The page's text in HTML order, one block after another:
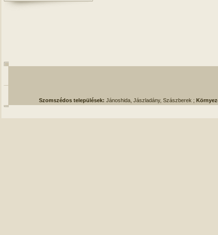
Szomszédos települések: Jánoshida, Jászladány, Szászberek ;